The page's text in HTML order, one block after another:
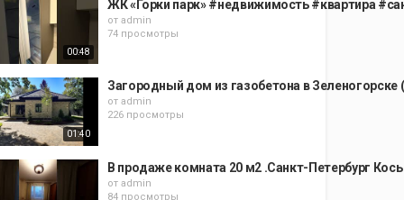
00:48
ЖК «Горки парк» #недвижимость #квартира
от admin
74 просмотры
01:40
Загородный дом из газобетона в Зеленогорске
от admin
226 просмотры
В продаже комната 20 м2 .Санкт-Петербург
от admin
84 просмотры